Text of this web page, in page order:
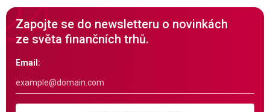
Zapojte se do newsletteru o novinkách
ze světa finančních trhů.
Email: